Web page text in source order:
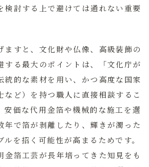
検討する上で避けては通れない重要
ますと、文化財や仏像、高級装飾の
る最大のポイントは、
「文化庁が
統的な素材を用い、かつ高度な国家
など）を持つ職人に直接相談するこ
安価な代用金箔や機械的な施工を選
年で箔が剥離したり、輝きが濁った
ルを招く可能性が高まるためです。
金箔工芸が長年培ってきた知見をも